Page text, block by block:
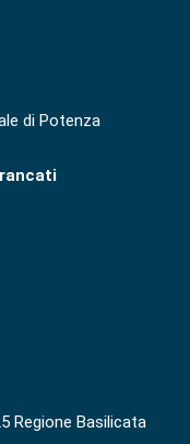
di Potenza
Regione Basilicata